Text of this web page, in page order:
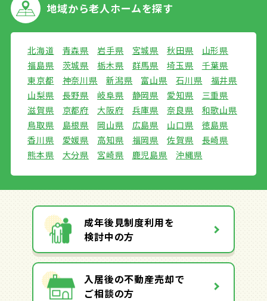
地域から老人ホームを探す
北海道 青森県 岩手県 宮城県 秋田県
山形県
福島県
茨城県 栃木県 群馬県 埼玉県
千葉県
東京都
神奈川県 新潟県 富山県 石川県
福井県
山梨県
長野県 岐阜県 静岡県 愛知県
三重県
滋賀県
京都府 大阪府 兵庫県 奈良県
和歌山県
鳥取県
島根県 岡山県 広島県 山口県
徳島県
香川県
愛媛県 高知県 福岡県 佐賀県
長崎県
熊本県
大分県 宮崎県 鹿児島県 沖縄県
成年後見制度利用を
検討中の方
入居後の不動産売却で
ご相談の方